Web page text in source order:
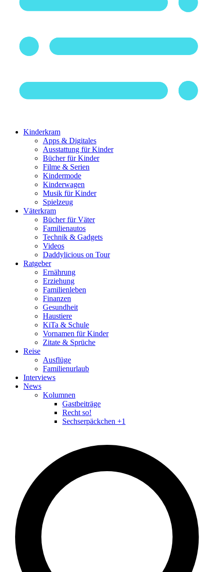
Kinderkram
Apps & Digitales
Ausstattung für Kinder
Bücher für Kinder
Filme & Serien
Kindermode
Kinderwagen
Musik für Kinder
Spielzeug
Väterkram
Bücher für Väter
Familienautos
Technik & Gadgets
Videos
Daddylicious on Tour
Ratgeber
Ernährung
Erziehung
Familienleben
Finanzen
Gesundheit
Haustiere
KiTa & Schule
Vornamen für Kinder
Zitate & Sprüche
Reise
Ausflüge
Familienurlaub
Interviews
News
Kolumnen
Gastbeiträge
Recht so!
Sechserpäckchen +1